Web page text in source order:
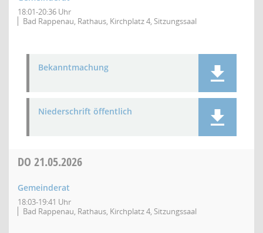
18:01-20:36 Uhr
Bad Rappenau, Rathaus, Kirchplatz 4, Sitzungssaal
Bekanntmachung
Niederschrift öffentlich
DO 21.05.2026
Gemeinderat
18:03-19:41 Uhr
Bad Rappenau, Rathaus, Kirchplatz 4, Sitzungssaal